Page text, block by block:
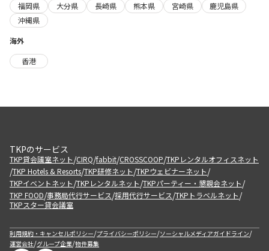
福岡県
大分県 長崎県 熊本県 宮崎県
鹿児島県
沖縄県
海外
香港
TKPのサービス
TKP貸会議室ネット/CIRQ/fabbit/CROSSCOOP/TKPレンタルオフィスネット
/TKP Hotels & Resorts/TKP研修ネット/TKPウェビナーネット/
TKPイベントネット/TKPレンタルネット/TKPパーティー・懇親会ネット/
TKP FOOD/事務局代行サービス/採用代行サービス/TKPトラベルネット/
TKPスター貸会議室
利用規約・キャンセルポリシー/プライバシーポリシー/ソーシャルメディアガイドライン/
運営会社/グループ企業/物件募集